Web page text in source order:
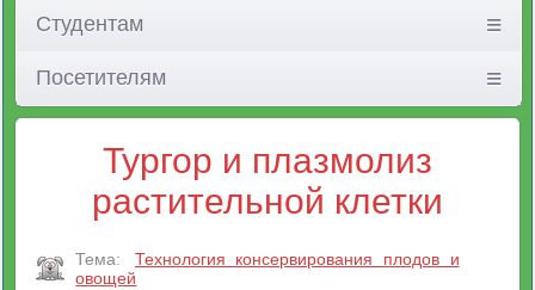
Студентам
Посетителям
Тургор и плазмолиз
растительной клетки
Тема:
Технология консервирования плодов и
овощей